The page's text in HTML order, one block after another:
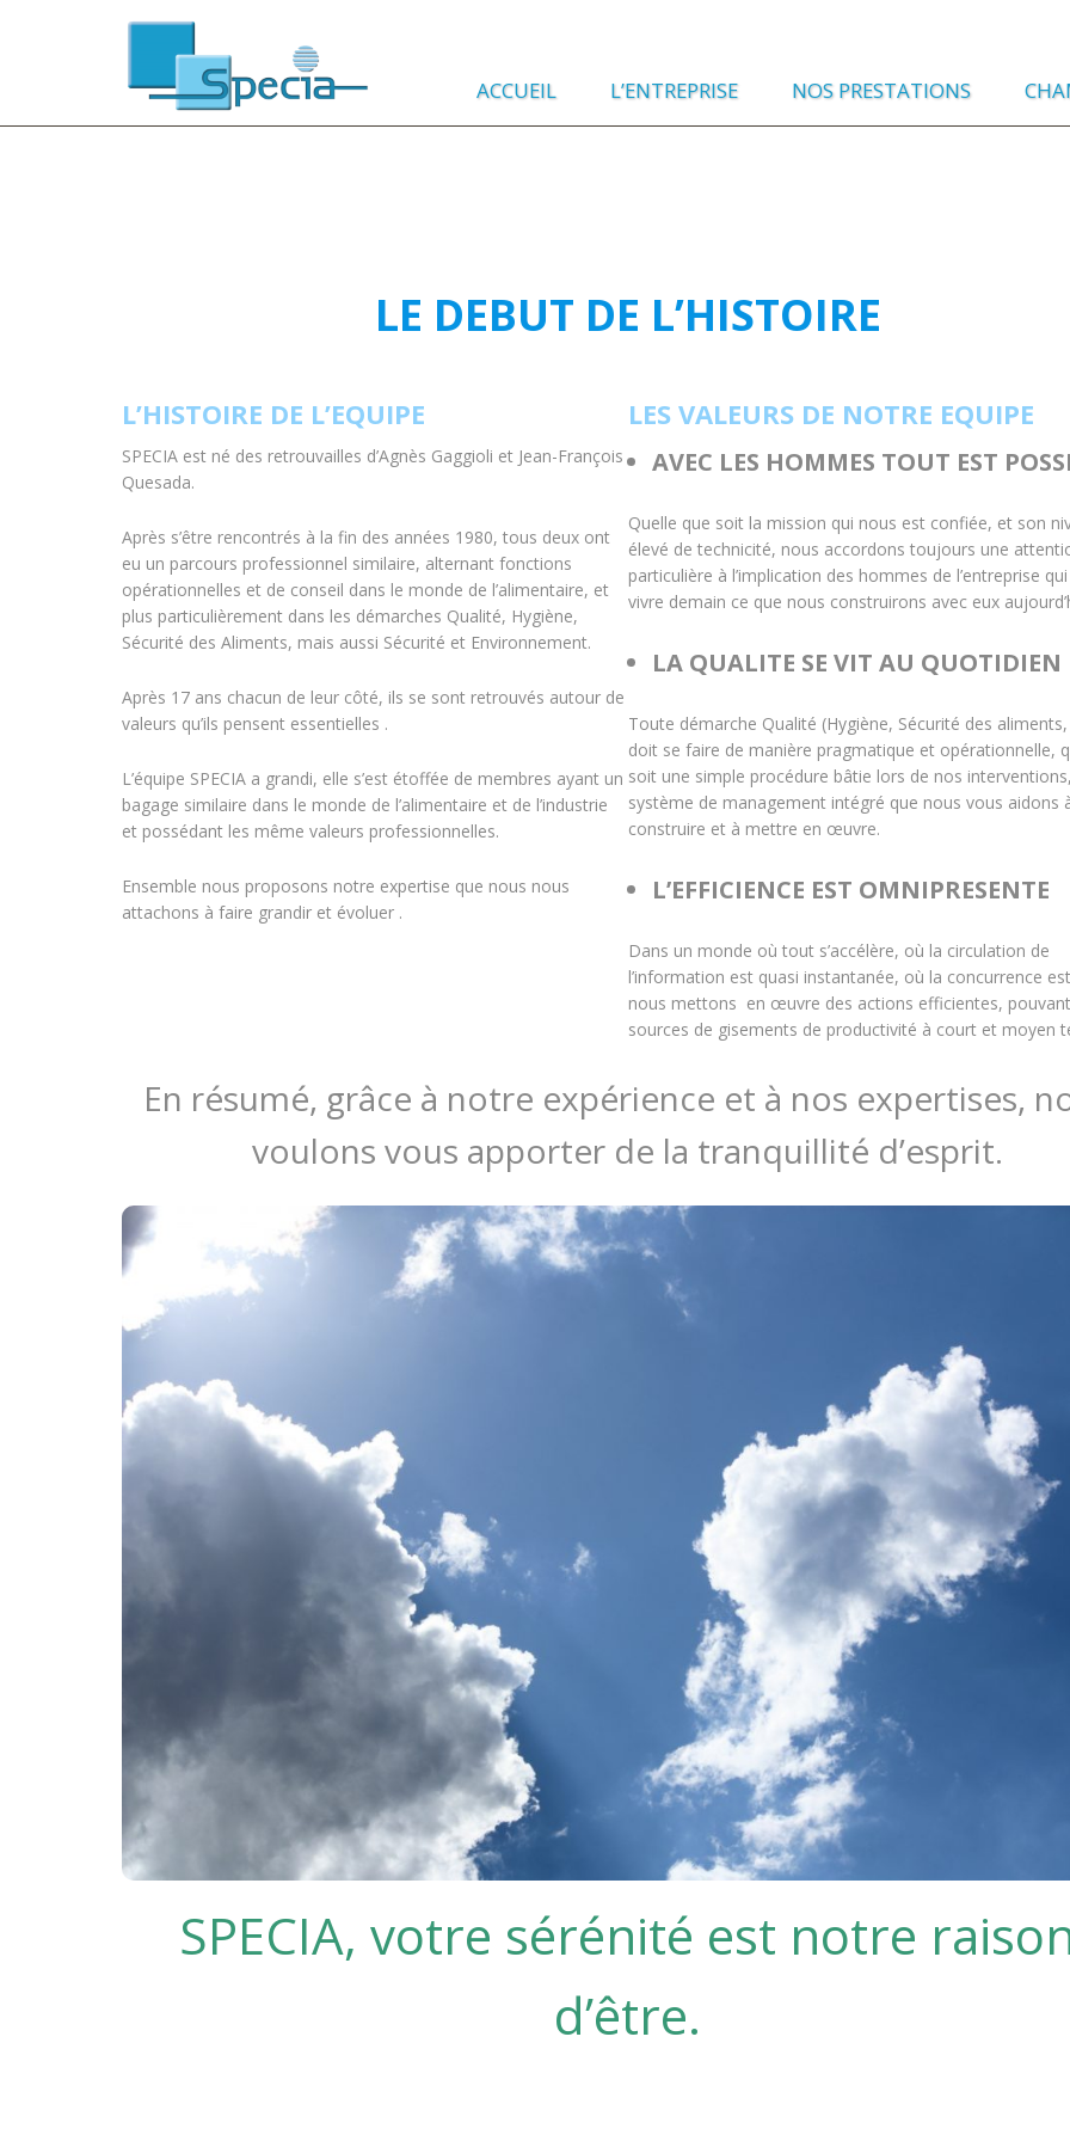
ACCUEIL L’ENTREPRISE NOS PRESTATIONS
LE DEBUT DE L’HISTOIRE
L’HISTOIRE DE L’EQUIPE
SPECIA est né des retrouvailles d’Agnès Gaggioli et Jean-François
Quesada.
Après s’être rencontrés à la fin des années 1980, tous deux ont
eu un parcours professionnel similaire, alternant fonctions
opérationnelles et de conseil dans le monde de l’alimentaire, et
plus particulièrement dans les démarches Qualité, Hygiène,
Sécurité des Aliments, mais aussi Sécurité et Environnement.
Après 17 ans chacun de leur côté, ils se sont retrouvés autour de
valeurs qu’ils pensent essentielles .
L’équipe SPECIA a grandi, elle s’est étoffée de membres ayant un
bagage similaire dans le monde de l’alimentaire et de l’industrie
et possédant les même valeurs professionnelles.
Ensemble nous proposons notre expertise que nous nous
attachons à faire grandir et évoluer .
LES VALEURS DE NOTRE EQUIPE
AVEC LES HOMMES TOUT EST
Quelle que soit la mission qui nous est confiée, et son
élevé de technicité, nous accordons toujours une
particulière à l’implication des hommes de l’entreprise
vivre demain ce que nous construirons avec eux
LA QUALITE SE VIT AU QUOTIDIEN
Toute démarche Qualité (Hygiène, Sécurité des
doit se faire de manière pragmatique et opérationnelle,
soit une simple procédure bâtie lors de nos
système de management intégré que nous vous aidons
construire et à mettre en œuvre.
L’EFFICIENCE EST OMNIPRESENTE
Dans un monde où tout s’accélère, où la circulation de
l’information est quasi instantanée, où la concurrence
nous mettons en œuvre des actions efficientes,
sources de gisements de productivité à court et moyen
En résumé, grâce à notre expérience et à nos expertises,
voulons vous apporter de la tranquillité d’esprit.
SPECIA, votre sérénité est notre
d’être.